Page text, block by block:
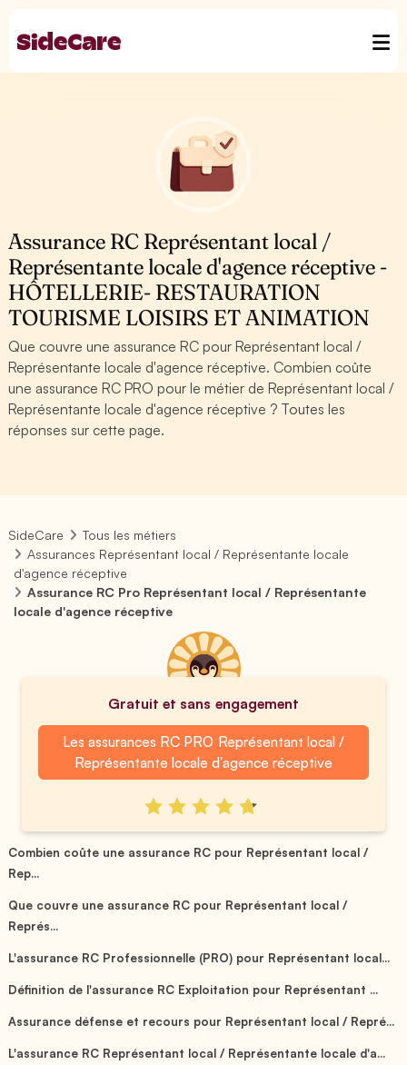
Assurance RC Représentant local /
Représentante locale d'agence réceptive -
HÔTELLERIE- RESTAURATION
TOURISME LOISIRS ET ANIMATION
Que couvre une assurance RC pour Représentant local /
Représentante locale d'agence réceptive. Combien coûte
une assurance RC PRO pour le métier de Représentant local /
Représentante locale d'agence réceptive ? Toutes les
réponses sur cette page.
SideCare
Tous les métiers
Assurances Représentant local / Représentante locale
d'agence réceptive
Assurance RC Pro Représentant local / Représentante
locale d'agence réceptive
Gratuit et sans engagement
Les assurances RC PRO Représentant local /
Représentante locale d'agence réceptive
Combien coûte une assurance RC pour Représentant local /
Rep...
Que couvre une assurance RC pour Représentant local /
Représ...
L'assurance RC Professionnelle (PRO) pour Représentant local...
Définition de l'assurance RC Exploitation pour Représentant ...
Assurance défense et recours pour Représentant local / Repré...
L'assurance RC Représentant local / Représentante locale d'a...